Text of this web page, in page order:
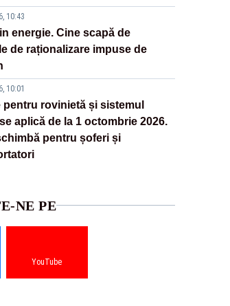
10:43
energie. Cine scapă de
de raționalizare impuse de
10:01
pentru rovinietă și sistemul
aplică de la 1 octombrie 2026.
pentru șoferi și
NE PE
YouTube